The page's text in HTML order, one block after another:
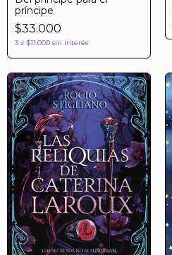
príncipe
$33.000
3 x $11.000 sin interés